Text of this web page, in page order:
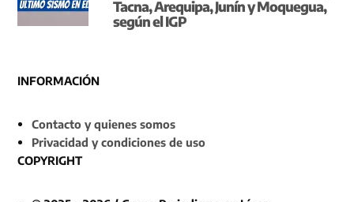
Tacna, Arequipa, Junín y Moquegua,
según el IGP
INFORMACIÓN
Contacto y quienes somos
Privacidad y condiciones de uso
COPYRIGHT